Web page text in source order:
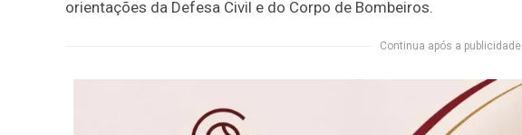
orientações da Defesa Civil e do Corpo de Bombeiros.
Continua após a publicidade